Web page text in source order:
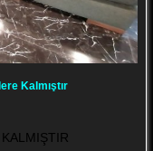
Kalmıştır